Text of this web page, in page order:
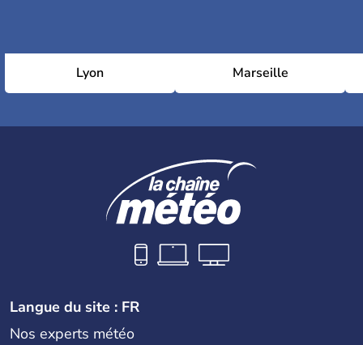
Lyon Marseille
Langue du site : FR
Nos experts météo